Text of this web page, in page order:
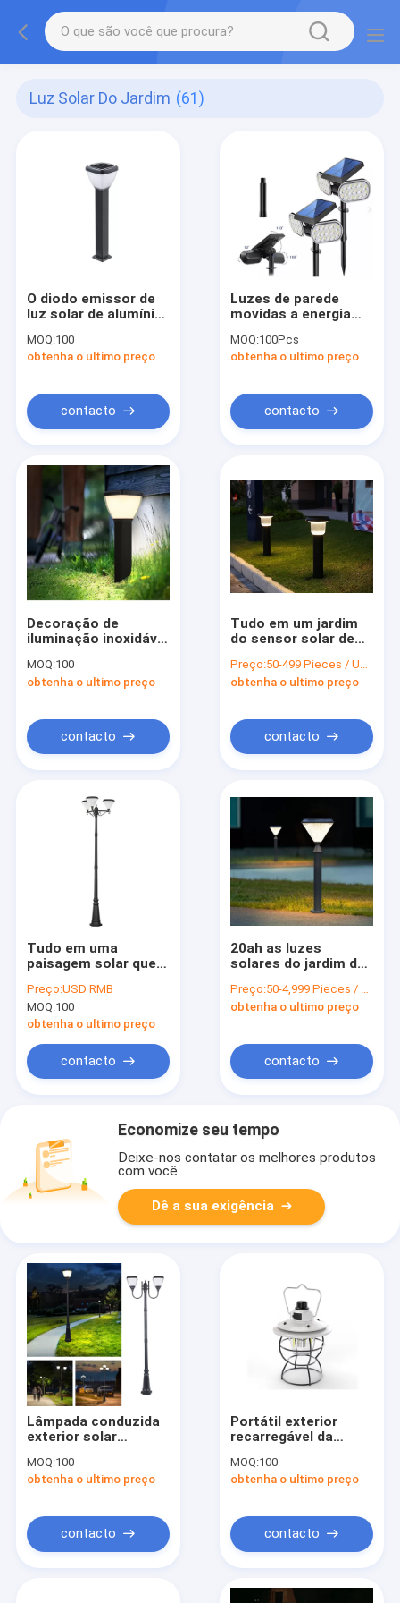
Luz Solar Do Jardim (61)
O diodo emissor de
luz solar de alumínio
jardim IP54 ilumina
exterior 3.2V
MOQ:100
obtenha o ultimo preço
contacto
Luzes de parede
movidas a energia
Refletores de
paisagem à prova
para jardim
MOQ:100Pcs
obtenha o ultimo preço
contacto
Decoração de
iluminação inoxidável
impermeável da luz
do jardim Ip65
MOQ:100
obtenha o ultimo preço
contacto
Tudo em um jardim
do sensor solar de
resíduo metálico
pintado
Preço:50-499 Pieces / US $50 | 500+ Pieces / US $1
obtenha o ultimo preço
contacto
Tudo em uma
paisagem solar que
principal do cargo do
caminho 3 do jardim
Preço:USD RMB
MOQ:100
obtenha o ultimo preço
contacto
20ah as luzes
solares do jardim da
pintaram Matte
Outdoor Landscape
Preço:50-4,999 Pieces / US $27 | 5,000+ Pieces / US $25
obtenha o ultimo preço
contacto
Economize seu tempo
Deixe-nos contatar os melhores produtos
com você.
Dê a sua exigência
Lâmpada conduzida
exterior solar
rua 100W 200W
Lampadaire
MOQ:100
obtenha o ultimo preço
contacto
Portátil exterior
recarregável da
cavalo da barraca da
atmosfera retro
MOQ:100
obtenha o ultimo preço
contacto